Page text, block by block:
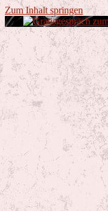
Zum Inhalt springen